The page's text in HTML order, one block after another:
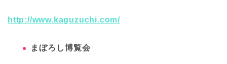
http://www.kaguzuchi.com/
まぼろし博覧会